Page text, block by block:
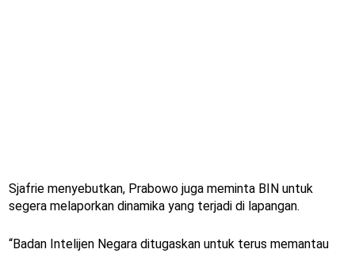
Sjafrie menyebutkan, Prabowo juga meminta BIN untuk
segera melaporkan dinamika yang terjadi di lapangan.
“Badan Intelijen Negara ditugaskan untuk terus memantau